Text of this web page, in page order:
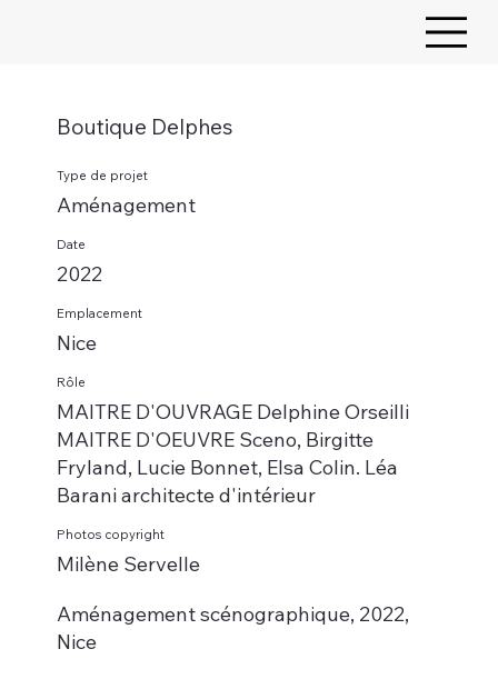
Boutique Delphes
Type de projet
Aménagement
Date
2022
Emplacement
Nice
Rôle
MAITRE D'OUVRAGE Delphine Orseilli
MAITRE D'OEUVRE Sceno, Birgitte
Fryland, Lucie Bonnet, Elsa Colin. Léa
Barani architecte d'intérieur
Photos copyright
Milène Servelle
Aménagement scénographique, 2022,
Nice